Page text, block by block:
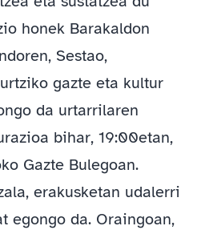
honek Barakaldon
Sestao,
gazte eta kultur
da urtarrilaren
bihar, 19:00etan,
Gazte Bulegoan.
erakusketan udalerri
egongo da. Oraingoan,